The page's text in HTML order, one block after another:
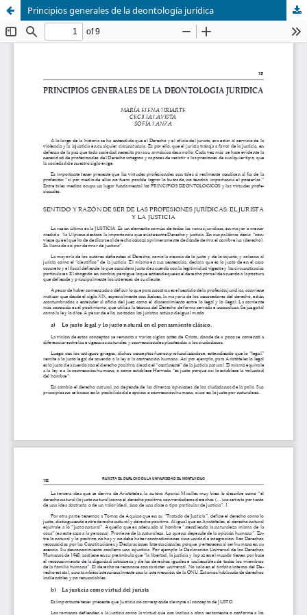
Principios generales de la deontología jurídica